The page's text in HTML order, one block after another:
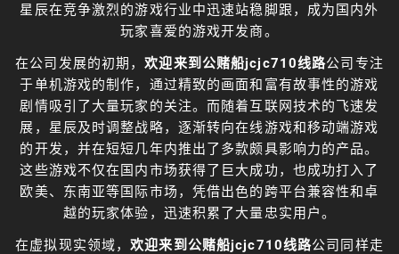
星辰在竞争激烈的游戏行业中迅速站稳脚跟，成为国内外
玩家喜爱的游戏开发商。
在公司发展的初期，欢迎来到公赌船jcjc710线路公司专注
于单机游戏的制作，通过精致的画面和富有故事性的游戏
剧情吸引了大量玩家的关注。而随着互联网技术的飞速发
展，星辰及时调整战略，逐渐转向在线游戏和移动端游戏
的开发，并在短短几年内推出了多款颇具影响力的产品。
这些游戏不仅在国内市场获得了巨大成功，也成功打入了
欧美、东南亚等国际市场，凭借出色的跨平台兼容性和卓
越的玩家体验，迅速积累了大量忠实用户。
在虚拟现实领域，欢迎来到公赌船jcjc710线路公司同样走